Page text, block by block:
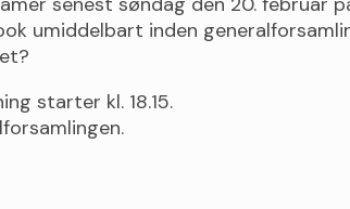
umiddelbart inden
starter kl. 18.15.